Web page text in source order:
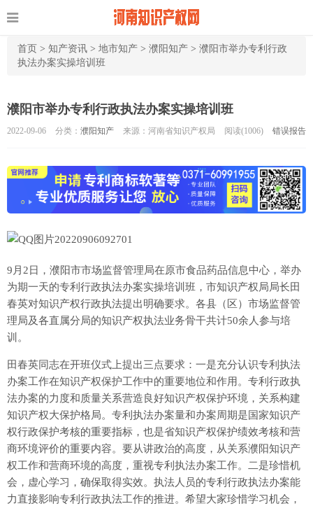
首页 > 知产资讯 > 地市知产 > 濮阳知产 > 濮阳市举办专利行政
执法办案实操培训班
濮阳市举办专利行政执法办案实操培训班
2022-09-06 分类： 濮阳知产 来源：河南省知识产权局 阅读(1006) 错误报告
9月2日，濮阳市市场监督管理局在原市食品药品信息中心，举办
为期一天的专利行政执法办案实操培训班，市知识产权局局长田
春英对知识产权行政执法提出明确要求。各县（区）市场监督管
理局及各直属分局的知识产权执法业务骨干共计50余人参与培
训。
田春英同志在开班仪式上提出三点要求：一是充分认识专利执法
办案工作在知识产权保护工作中的重要地位和作用。专利行政执
法办案的力度和质量关系营造良好知识产权保护环境，关系构建
知识产权大保护格局。专利执法办案量和办案周期是国家知识产
权行政保护考核的重要指标，也是省知识产权保护绩效考核和营
商环境评价的重要内容。要从讲政治的高度，从关系濮阳知识产
权工作和营商环境的高度，重视专利执法办案工作。二是珍惜机
会，虚心学习，确保取得实效。执法人员的专利行政执法办案能
力直接影响专利行政执法工作的推进。希望大家珍惜学习机会，